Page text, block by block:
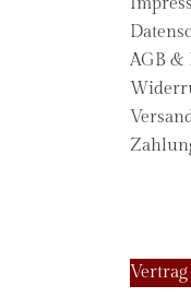
AGB &